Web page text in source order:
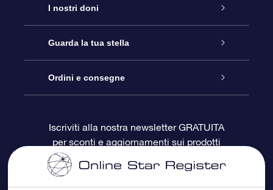
Assistenza
Contattaci
Blog
OSR Recensioni
I nostri doni
Online Star Gift
Pacchetto regalo OSR
Gift Card OSR
Doni aziendali
Guarda la tua stella
Registro stellare
Star Page personalizzata
One Million Stars
Ordini e consegne
Informazioni di Pagamento
Iscriviti alla nostra newsletter GRATUITA
per sconti e aggiornamenti sui prodotti